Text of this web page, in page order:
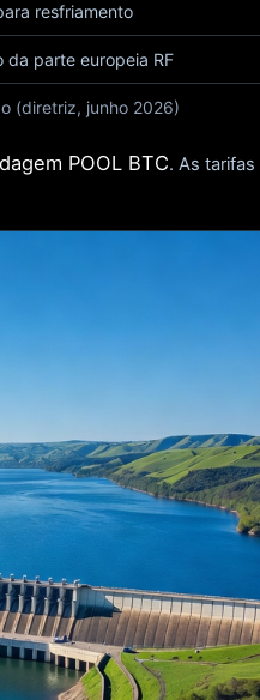
(diretriz, junho 2026)
resfriamento
da parte europeia RF
POOL BTC. As